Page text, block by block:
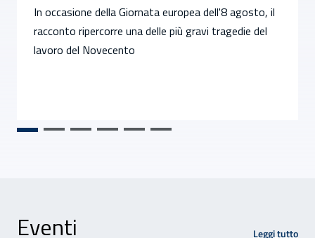
In occasione della Giornata europea dell'8 agosto, il
racconto ripercorre una delle più gravi tragedie del
lavoro del Novecento
Eventi Leggi tutto